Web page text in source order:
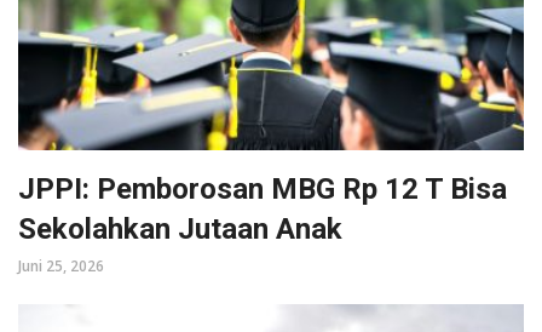
JPPI: Pemborosan MBG Rp 12 T Bisa
Sekolahkan Jutaan Anak
Juni 25, 2026